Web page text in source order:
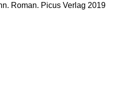
Roman. Picus Verlag 2019